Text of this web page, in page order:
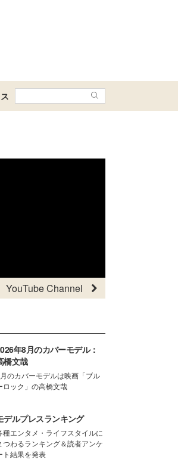
YouTube Channel
年8月のカバーモデル：
橋文哉
のカバーモデルは映画「ブル
ロック」の高橋文哉
デルプレスランキング
種エンタメ・ライフスタイルに
つわるランキング＆読者アンケ
ト結果を発表